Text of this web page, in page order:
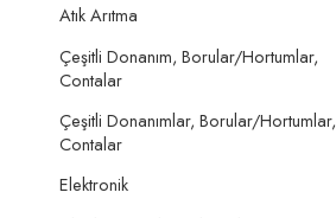
Atık Arıtma
Çeşitli Donanım, Borular/Hortumlar,
Contalar
Çeşitli Donanımlar, Borular/Hortumlar,
Contalar
Elektronik